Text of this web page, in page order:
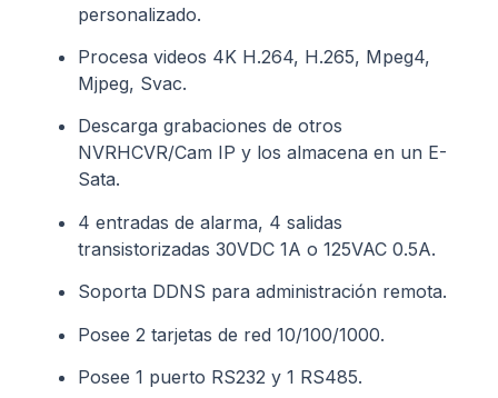
personalizado.
Procesa videos 4K H.264, H.265, Mpeg4,
Mjpeg, Svac.
Descarga grabaciones de otros
NVRHCVR/Cam IP y los almacena en un E-
Sata.
4 entradas de alarma, 4 salidas
transistorizadas 30VDC 1A o 125VAC 0.5A.
Soporta DDNS para administración remota.
Posee 2 tarjetas de red 10/100/1000.
Posee 1 puerto RS232 y 1 RS485.